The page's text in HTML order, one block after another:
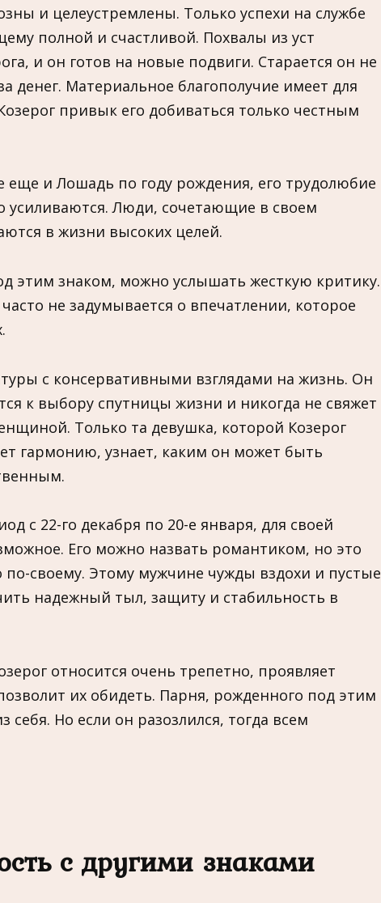
и целеустремлены. Только успехи на службе
полной и счастливой. Похвалы из уст
и он готов на новые подвиги. Старается он не
денег. Материальное благополучие имеет для
привык его добиваться только честным
еще и Лошадь по году рождения, его трудолюбие
усиливаются. Люди, сочетающие в своем
в жизни высоких целей.
этим знаком, можно услышать жесткую критику.
не задумывается о впечатлении, которое
с консервативными взглядами на жизнь. Он
к выбору спутницы жизни и никогда не свяжет
Только та девушка, которой Козерог
гармонию, узнает, каким он может быть
с 22-го декабря по 20-е января, для своей
Его можно назвать романтиком, но это
по-своему. Этому мужчине чужды вздохи и пустые
надежный тыл, защиту и стабильность в
относится очень трепетно, проявляет
их обидеть. Парня, рожденного под этим
Но если он разозлился, тогда всем
с другими знаками